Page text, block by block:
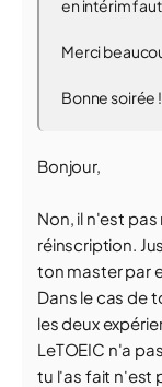
en intérim
Merci
Bonne soirée !
Bonjour,
Non, il n'est
réinscription.
ton master par
Dans le cas de
les deux
LeTOEIC n'a
tu l'as fait n'est